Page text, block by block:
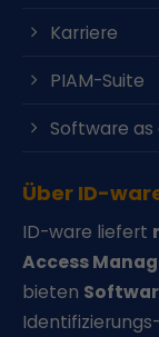
Karriere
PIAM-Suite
Software as
Über ID-
ID-ware liefert
Access
bieten